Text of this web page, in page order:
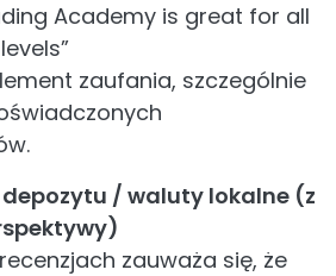
Academy is great for all
zaufania, szczególnie
/ waluty lokalne (z
zauważa się, że